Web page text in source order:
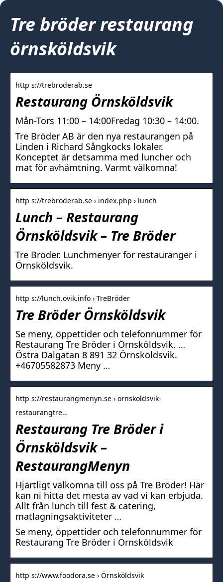
Tre bröder restaurang
örnsköldsvik
http s://trebroderab.se
Restaurang Örnsköldsvik
Mån-Tors 11:00 – 14:00Fredag 10:30 – 14:00.
Tre Bröder AB är den nya restaurangen på
Linden i Richard Sångkocks lokaler.
Konceptet är detsamma med luncher och
mat för avhämtning. Varmt välkomna!
http s://trebroderab.se › index.php › lunch
Lunch – Restaurang
Örnsköldsvik – Tre Bröder
Tre Bröder. Lunchmenyer för restauranger i
Örnsköldsvik.
http s://lunch.ovik.info › TreBröder
Tre Bröder Örnsköldsvik
Se meny, öppettider och telefonnummer för
Restaurang Tre Bröder i Örnsköldsvik. …
Östra Dalgatan 8 891 32 Örnsköldsvik.
+46705582873 Meny …
http s://restaurangmenyn.se › ornskoldsvik-
restaurangtre…
Restaurang Tre Bröder i
Örnsköldsvik –
RestaurangMenyn
Hjärtligt välkomna till oss på Tre Bröder! Här
kan ni hitta det mesta av vad vi kan erbjuda.
Allt från lunch till fest & catering,
matlagningsaktiviteter …
Se meny, öppettider och telefonnummer för
Restaurang Tre Bröder i Örnsköldsvik
http s://www.foodora.se › Örnsköldsvik